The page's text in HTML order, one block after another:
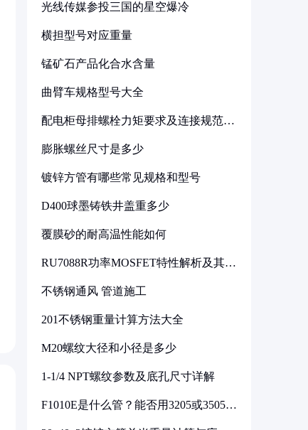
光线传媒参投三国的星空爆冷
横担型号对应重量
锰矿石产品化合水含量
曲臂车规格型号大全
配电柜母排螺栓力矩要求及连接规范详
膨胀螺丝尺寸是多少
镀锌方管有哪些常见规格和型号
D400球墨铸铁井盖重多少
覆膜砂的耐高温性能如何
RU7088R功率MOSFET特性解析及其在
不锈钢通风 管道施工
201不锈钢重量计算方法大全
M20螺纹大径和小径是多少
1-1/4 NPT螺纹参数及底孔尺寸详解
F1010E是什么管？能否用3205或3505代